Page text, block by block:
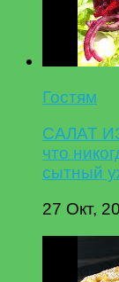
Гостям
САЛАТ
что
сытный
27 Окт,